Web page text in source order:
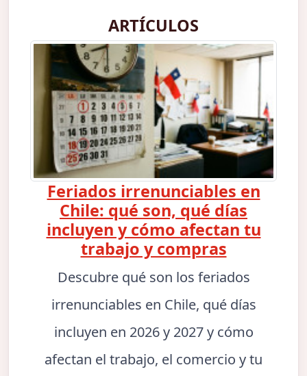
ARTÍCULOS
Feriados irrenunciables en
Chile: qué son, qué días
incluyen y cómo afectan tu
trabajo y compras
Descubre qué son los feriados
irrenunciables en Chile, qué días
incluyen en 2026 y 2027 y cómo
afectan el trabajo, el comercio y tu